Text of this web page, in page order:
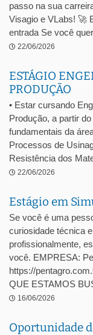
passo na sua
Visagio e VLabs! 🚀
entrada Se você
22/06/2026
ESTÁGIO
PRODUÇÃO
• Estar cursando
Produção, a partir
fundamentais da
Processos de
Resistência dos
22/06/2026
Estágio em
Se você é uma
curiosidade técnica
profissionalmente,
você. EMPRESA:
https://
QUE ESTAMOS
16/06/2026
Oportunidade